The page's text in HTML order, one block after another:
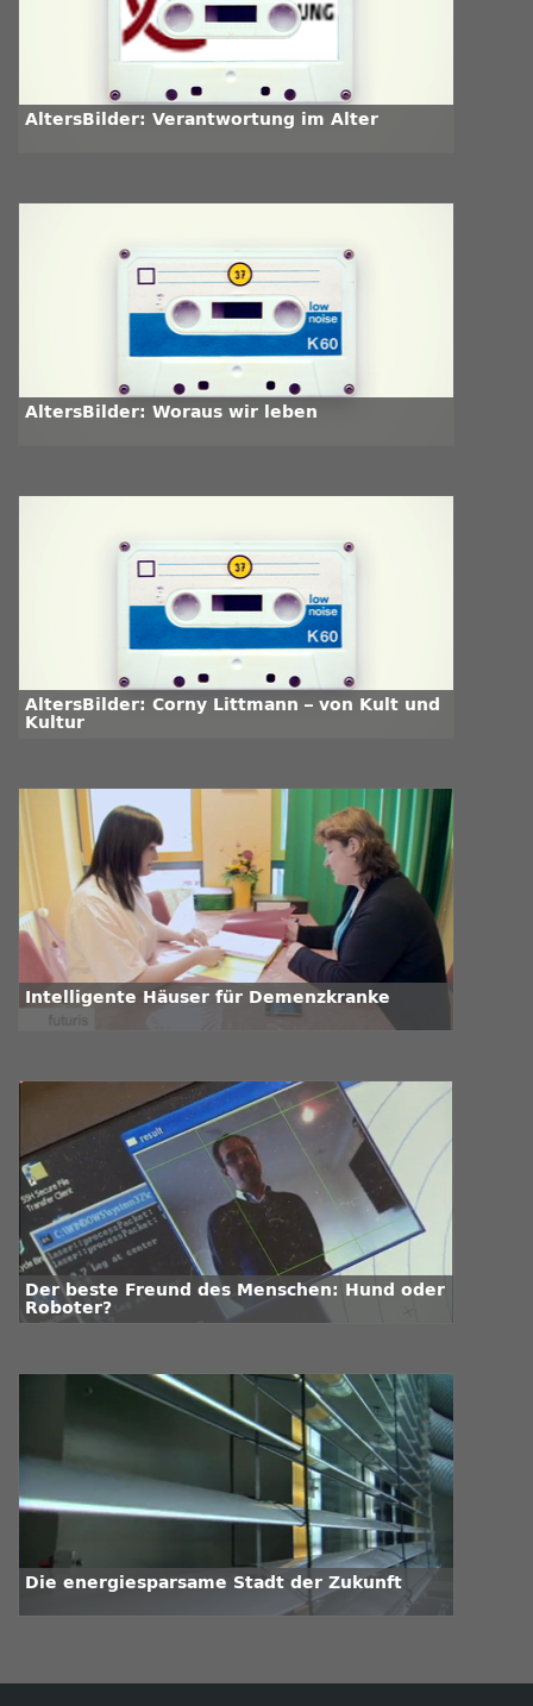
AltersBilder: Verantwortung im Alter
AltersBilder: Woraus wir leben
AltersBilder: Corny Littmann – von Kult und
Kultur
Intelligente Häuser für Demenzkranke
Der beste Freund des Menschen: Hund oder
Roboter?
Die energiesparsame Stadt der Zukunft